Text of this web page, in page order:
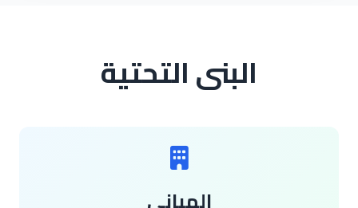
البنى التحتية